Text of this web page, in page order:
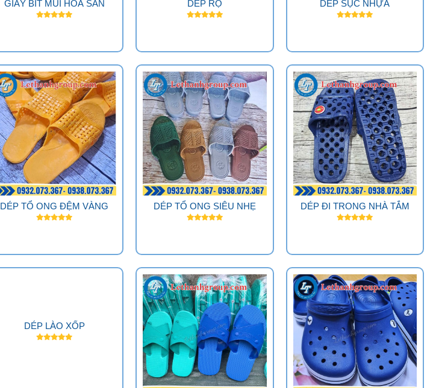
GIÀY BÍT MŨI HOA SAN DÉP RỌ DÉP SỤC NHỰA
DÉP TỔ ONG ĐỆM VÀNG DÉP TỔ ONG SIÊU NHẸ DÉP ĐI TRONG NHÀ TẮM
DÉP LÀO XỐP